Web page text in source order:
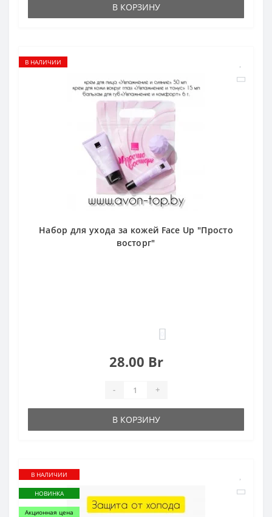
В КОРЗИНУ
В НАЛИЧИИ
Набор для ухода за кожей Face Up "Просто
восторг"
28.00 Br
- +
В КОРЗИНУ
В НАЛИЧИИ
НОВИНКА
Акционная цена